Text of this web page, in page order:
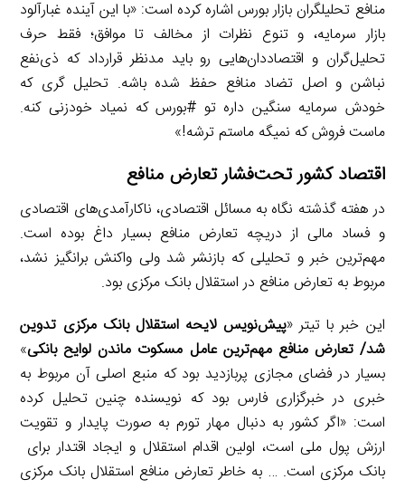
منافع تحلیلگران بازار بورس اشاره کرده است: «با این آینده غبارآلود
بازار سرمایه، و تنوع نظرات از مخالف تا موافق؛ فقط حرف
تحلیل‌گران و اقتصاددان‌هایی رو باید مدنظر قرارداد که ذی‌نفع
نباشن و اصل تضاد منافع حفظ شده باشه. تحلیل گری که
خودش سرمایه سنگین داره تو #بورس که نمیاد خودزنی کنه.
ماست فروش که نمیگه ماستم ترشه!»
اقتصاد کشور تحت‌فشار تعارض منافع
در هفته گذشته نگاه به مسائل اقتصادی، ناکارآمدی‌های اقتصادی
و فساد مالی از دریچه تعارض منافع بسیار داغ بوده است.
مهم‌ترین خبر و تحلیلی که بازنشر شد ولی واکنش برانگیز نشد،
مربوط به تعارض منافع در استقلال بانک مرکزی بود.
این خبر با تیتر «پیش‌نویس لایحه استقلال بانک مرکزی تدوین
شد/ تعارض منافع مهم‌ترین عامل مسکوت ماندن لوایح بانکی»
بسیار در فضای مجازی پربازدید بود که منبع اصلی آن مربوط به
خبری در خبرگزاری فارس بود که نویسنده چنین تحلیل کرده
است: «اگر کشور به دنبال مهار تورم به صورت پایدار و تقویت
ارزش پول ملی است، اولین اقدام استقلال و ایجاد اقتدار برای
بانک مرکزی است. … به خاطر تعارض منافع استقلال بانک مرکزی